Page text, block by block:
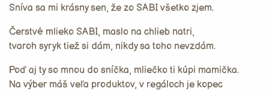
Sníva sa mi krásny sen, že zo SABI všetko zjem.
Čerstvé mlieko SABI, maslo na chlieb natri,
tvaroh syryk tiež si dám, nikdy sa toho nevzdám.
Poď aj ty so mnou do sníčka, mliečko ti kúpi mamička.
Na výber máš veľa produktov, v regáloch je kopec